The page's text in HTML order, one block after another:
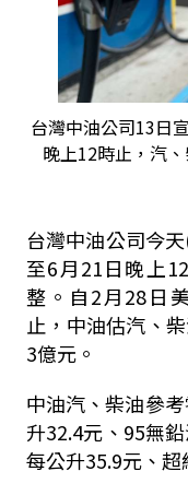
台灣中油公司13日
晚上12時止，汽
台灣中油公司今
至6月21日晚上
整。自2月28日
止，中油估汽、
3億元。
中油汽、柴油參
升32.4元、95無
每公升35.9元、超